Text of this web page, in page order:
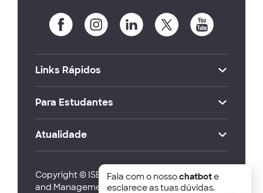
Links Rápidos
Para Estudantes
Atualidade
Copyright © ISEG Lisbon School of Economics
and Management 2026
Fala com o nossochatbote
esclarece as tuas dúvidas.